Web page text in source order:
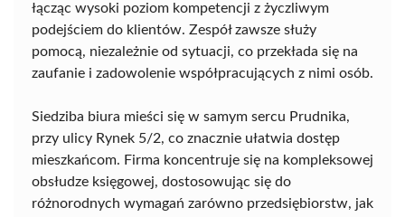
łącząc wysoki poziom kompetencji z życzliwym
podejściem do klientów. Zespół zawsze służy
pomocą, niezależnie od sytuacji, co przekłada się na
zaufanie i zadowolenie współpracujących z nimi osób.
Siedziba biura mieści się w samym sercu Prudnika,
przy ulicy Rynek 5/2, co znacznie ułatwia dostęp
mieszkańcom. Firma koncentruje się na kompleksowej
obsłudze księgowej, dostosowując się do
różnorodnych wymagań zarówno przedsiębiorstw, jak